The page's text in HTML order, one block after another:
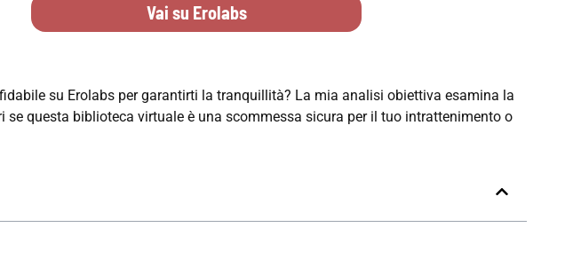
Vai su Erolabs
su Erolabs per garantirti la tranquillità? La mia analisi obiettiva esamina la
se questa biblioteca virtuale è una scommessa sicura per il tuo intrattenimento o